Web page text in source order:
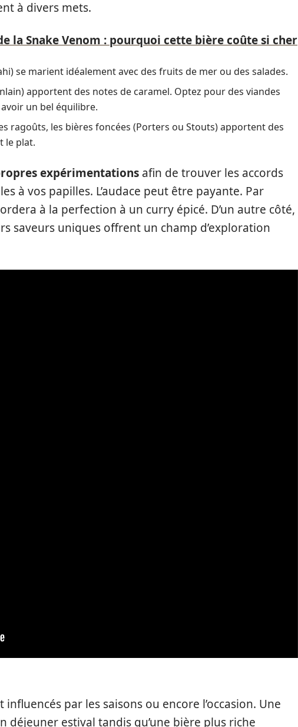
à divers mets.
la Snake Venom : pourquoi cette bière coûte si cher
se marient idéalement avec des fruits de mer ou des salades.
apportent des notes de caramel. Optez pour des viandes
un bel équilibre.
ragoûts, les bières foncées (Porters ou Stouts) apportent des
le plat.
expérimentations afin de trouver les accords
à vos papilles. L’audace peut être payante. Par
à la perfection à un curry épicé. D’un autre côté,
saveurs uniques offrent un champ d’exploration
par les saisons ou encore l’occasion. Une
déjeuner estival tandis qu’une bière plus riche